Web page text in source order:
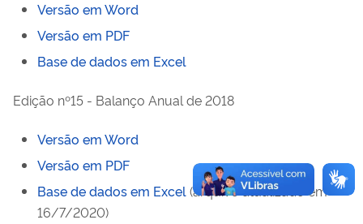
Versão em Word
Versão em PDF
Base de dados em Excel
Edição nº15 - Balanço Anual de 2018
Versão em Word
Versão em PDF
Base de dados em Excel(arquivo atualizado em
16/7/2020)